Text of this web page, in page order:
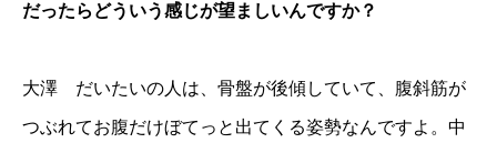
だったらどういう感じが望ましいんですか？
大澤 だいたいの人は、骨盤が後傾していて、腹斜筋が
つぶれてお腹だけぼてっと出てくる姿勢なんですよ。中